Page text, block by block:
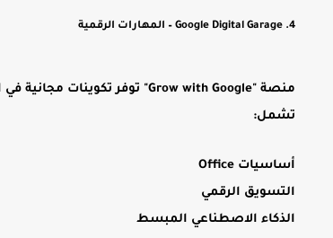
4. Google Digital Garage – المهارات الرقمية
منصة "Grow with Google" توفر تكوينات مجانية في المهارات الرقمية.
تشمل:
أساسيات Office
التسويق الرقمي
الذكاء الاصطناعي المبسط